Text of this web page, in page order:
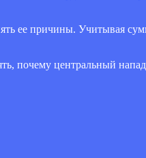
ее причины. Учитывая
почему центральный